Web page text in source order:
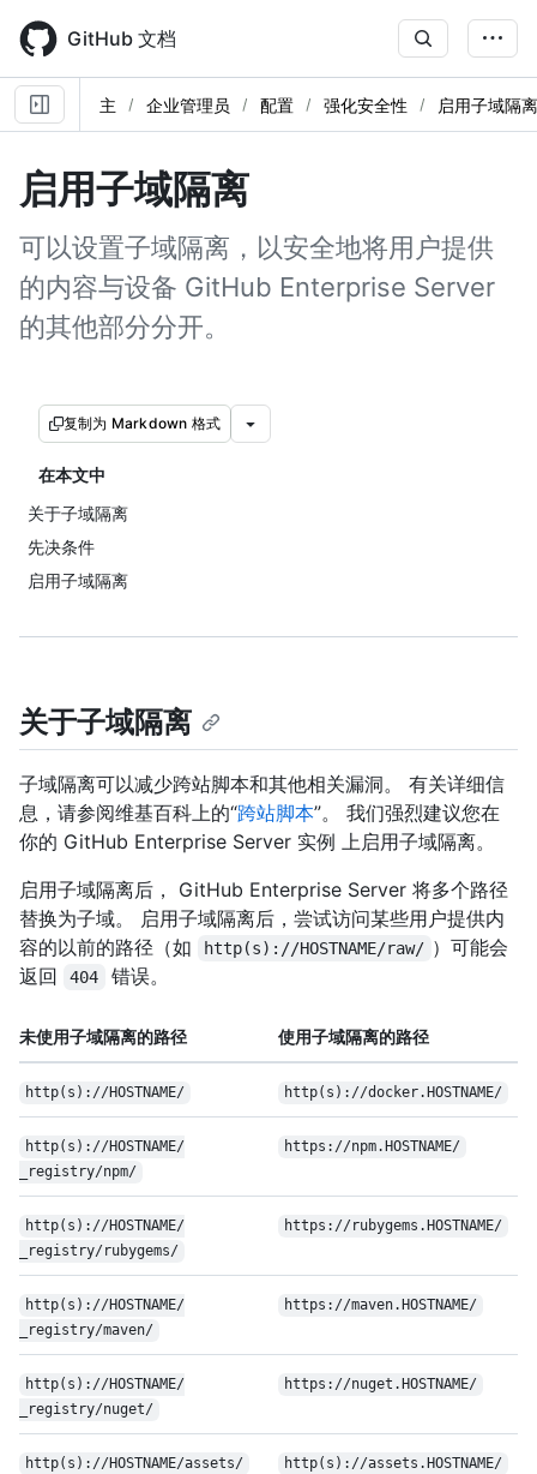
main
content
GitHub 文档
主 企业管理员 配置 强化安全性 启用子域隔离
启用子域隔离
可以设置子域隔离，以安全地将用户提供
的内容与设备 GitHub Enterprise Server
的其他部分分开。
复制为 Markdown 格式
在本文中
关于子域隔离
先决条件
启用子域隔离
关于子域隔离
子域隔离可以减少跨站脚本和其他相关漏洞。 有关详细信
息，请参阅维基百科上的“跨站脚本”。 我们强烈建议您在
你的 GitHub Enterprise Server 实例 上启用子域隔离。
启用子域隔离后， GitHub Enterprise Server 将多个路径
替换为子域。 启用子域隔离后，尝试访问某些用户提供内
容的以前的路径（如
http(s)://HOSTNAME/raw/ ）可能会
返回
404 错误。
未使用子域隔离的路径 使用子域隔离的路径
http(s)://HOSTNAME/ http(s)://docker.HOSTNAME/
http(s)://HOSTNAME/
_registry/npm/
https://npm.HOSTNAME/
http(s)://HOSTNAME/
_registry/rubygems/
https://rubygems.HOSTNAME/
http(s)://HOSTNAME/
_registry/maven/
https://maven.HOSTNAME/
http(s)://HOSTNAME/
_registry/nuget/
https://nuget.HOSTNAME/
http(s)://HOSTNAME/assets/ http(s)://assets.HOSTNAME/